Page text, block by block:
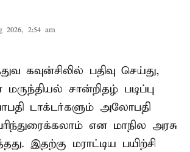
2026, 2:54 am
கவுன்சிலில் பதிவு செய்து,
சான்றிதழ் படிப்பு
டாக்டர்களும் அலோபதி
என மாநில அரசு
இதற்கு மராட்டிய பயிற்சி